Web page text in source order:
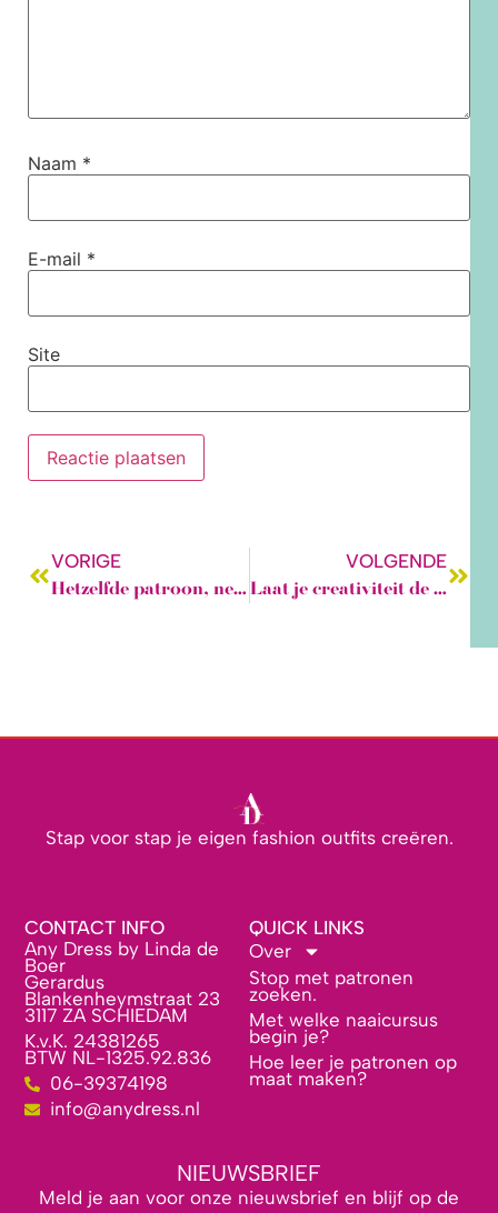
Naam *
E-mail *
Site
VORIGE
Hetzelfde patroon, net even anders!
VOLGENDE
Laat je creativiteit de vrije loop!
Stap voor stap je eigen fashion outfits creëren.
CONTACT INFO
Any Dress by Linda de
Boer
Gerardus
Blankenheymstraat 23
3117 ZA SCHIEDAM
K.v.K. 24381265
BTW NL-1325.92.836
06-39374198
info@anydress.nl
QUICK LINKS
Over
Stop met patronen
zoeken.
Met welke naaicursus
begin je?
Hoe leer je patronen op
maat maken?
NIEUWSBRIEF
Meld je aan voor onze nieuwsbrief en blijf op de